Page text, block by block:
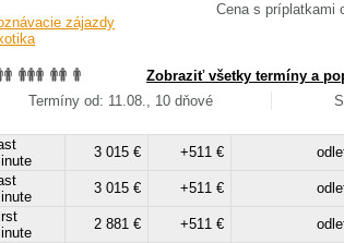
Cena s príplatkami
zájazdy
Zobraziť všetky termíny a
Termíny od: 11.08., 10 dňové
3 015 € +511 €
3 015 € +511 €
2 881 € +511 €